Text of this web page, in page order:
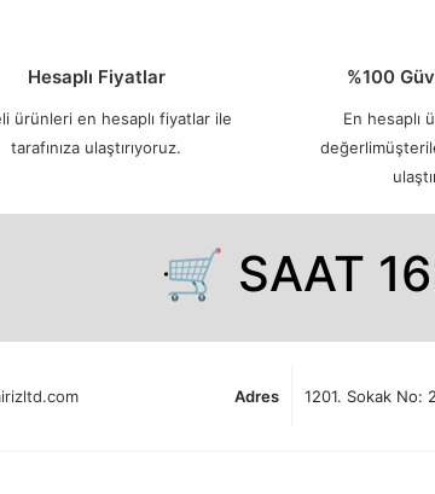
Hesaplı Fiyatlar
ürünleri en hesaplı fiyatlar ile
tarafınıza ulaştırıyoruz.
%100
En hesaplı
🛒 SAAT
Adres 1201. Sokak No: